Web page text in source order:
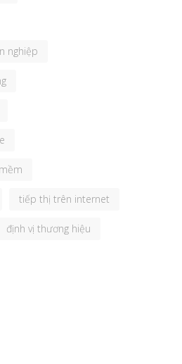
nghiệp
tiếp thị trên internet
định vị thương hiệu